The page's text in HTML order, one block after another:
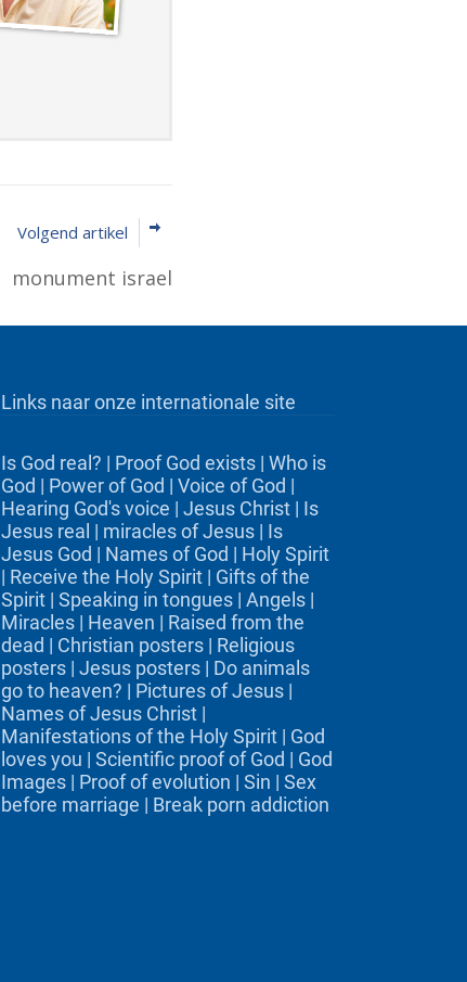
Volgend artikel
monument israel
Links naar onze internationale site
Is God real? | Proof God exists | Who is
God | Power of God | Voice of God |
Hearing God's voice | Jesus Christ | Is
Jesus real | miracles of Jesus | Is
Jesus God | Names of God | Holy Spirit
| Receive the Holy Spirit | Gifts of the
Spirit | Speaking in tongues | Angels |
Miracles | Heaven | Raised from the
dead | Christian posters | Religious
posters | Jesus posters | Do animals
go to heaven? | Pictures of Jesus |
Names of Jesus Christ |
Manifestations of the Holy Spirit | God
loves you | Scientific proof of God | God
Images | Proof of evolution | Sin | Sex
before marriage | Break porn addiction